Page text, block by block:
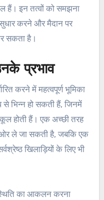
हैं। इन तत्वों को समझना
करने और मैदान पर
सकता है।
प्रभाव
करने में महत्वपूर्ण भूमिका
से भिन्न हो सकती हैं, जिनमें
होती हैं। एक अच्छी तरह
ले जा सकती है, जबकि एक
खिलाड़ियों के लिए भी
का आकलन करना